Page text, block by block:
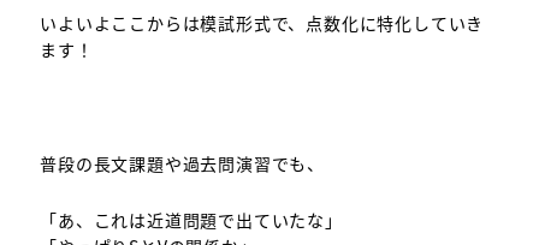
いよいよここからは模試形式で、点数化に特化していき
ます！
普段の長文課題や過去問演習でも、
「あ、これは近道問題で出ていたな」